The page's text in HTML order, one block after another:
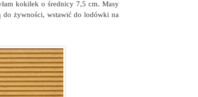
kokilek o średnicy 7,5 cm. Masy
do żywności, wstawić do lodówki na